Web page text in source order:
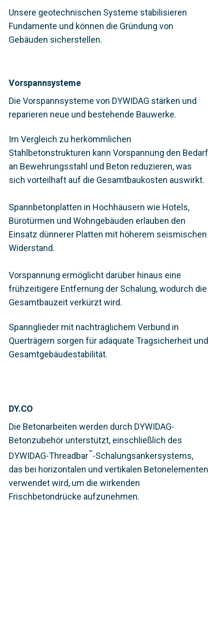
Unsere geotechnischen Systeme stabilisieren
Fundamente und können die Gründung von
Gebäuden sicherstellen.
Vorspannsysteme
Die Vorspannsysteme von DYWIDAG stärken und
reparieren neue und bestehende Bauwerke.
Im Vergleich zu herkömmlichen
Stahlbetonstrukturen kann Vorspannung den Bedarf
an Bewehrungsstahl und Beton reduzieren, was
sich vorteilhaft auf die Gesamtbaukosten auswirkt.
Spannbetonplatten in Hochhäusern wie Hotels,
Bürotürmen und Wohngebäuden erlauben den
Einsatz dünnerer Platten mit höherem seismischen
Widerstand.
Vorspannung ermöglicht darüber hinaus eine
frühzeitigere Entfernung der Schalung, wodurch die
Gesamtbauzeit verkürzt wird.
Spannglieder mit nachträglichem Verbund in
Querträgern sorgen für adäquate Tragsicherheit und
Gesamtgebäudestabilität.
DY.CO
Die Betonarbeiten werden durch DYWIDAG-
Betonzubehör unterstützt, einschließlich des
DYWIDAG-Threadbar™-Schalungsankersystems,
das bei horizontalen und vertikalen Betonelementen
verwendet wird, um die wirkenden
Frischbetondrücke aufzunehmen.